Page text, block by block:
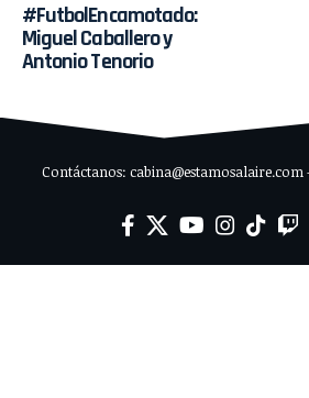
#FutbolEncamotado:
Miguel Caballero y
Antonio Tenorio
Contáctanos: